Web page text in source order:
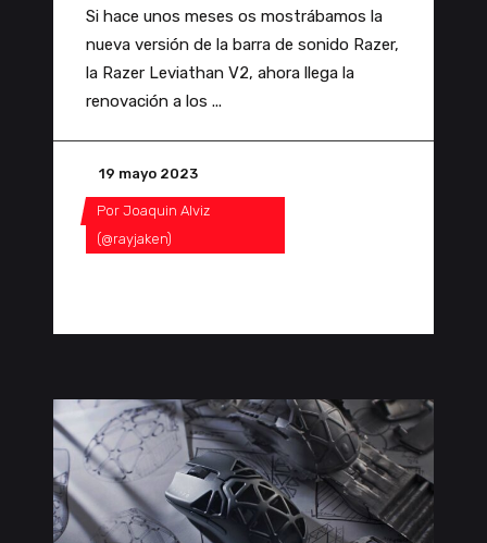
Si hace unos meses os mostrábamos la
nueva versión de la barra de sonido Razer,
la Razer Leviathan V2, ahora llega la
renovación a los
19 mayo 2023
Por Joaquin Alviz
(@rayjaken)